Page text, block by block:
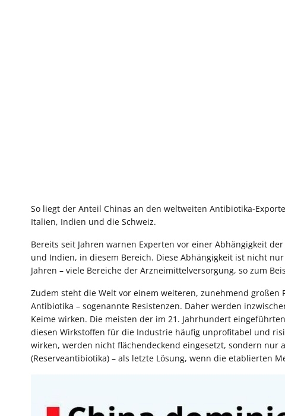
So liegt der Anteil Chinas an den weltweiten Antibiotika-
Italien, Indien und die Schweiz.
Bereits seit Jahren warnen Experten vor einer Abhängigkeit der
und Indien, in diesem Bereich. Diese Abhängigkeit ist nicht
Jahren – viele Bereiche der Arzneimittelversorgung, so zum
Zudem steht die Welt vor einem weiteren, zunehmend
Antibiotika – sogenannte Resistenzen. Daher werden
Keime wirken. Die meisten der im 21. Jahrhundert
diesen Wirkstoffen für die Industrie häufig unprofitabel und
wirken, werden nicht flächendeckend eingesetzt, sondern nur
(Reserveantibiotika) – als letzte Lösung, wenn die etablierten